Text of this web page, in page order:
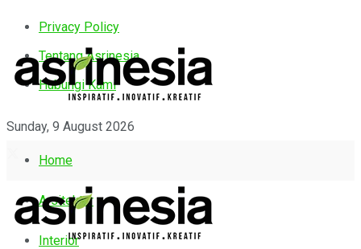
Privacy Policy
Tentang Asrinesia
Hubungi Kami
Sunday, 9 August 2026
Home
Arsitektur
Interior